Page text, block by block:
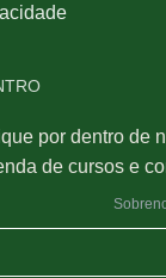
por dentro de
de cursos e